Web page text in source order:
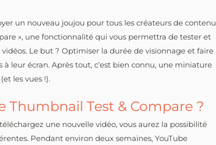
un nouveau joujou pour tous les créateurs de contenu
», une fonctionnalité qui vous permettra de tester et
Le but ? Optimiser la durée de visionnage et faire
leur écran. Après tout, c’est bien connu, une miniature
les vues !).
Test & Compare ?
une nouvelle vidéo, vous aurez la possibilité
Pendant environ deux semaines, YouTube